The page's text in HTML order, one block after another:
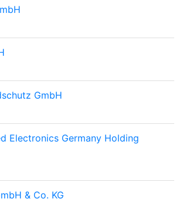
GmbH
Electronics Germany Holding
& Co. KG